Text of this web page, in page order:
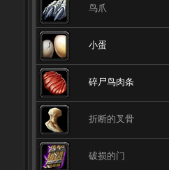
鸟爪
小蛋
碎尸鸟肉条
折断的叉骨
破损的门